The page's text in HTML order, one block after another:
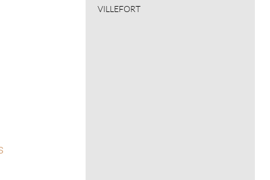
VILLEFORT